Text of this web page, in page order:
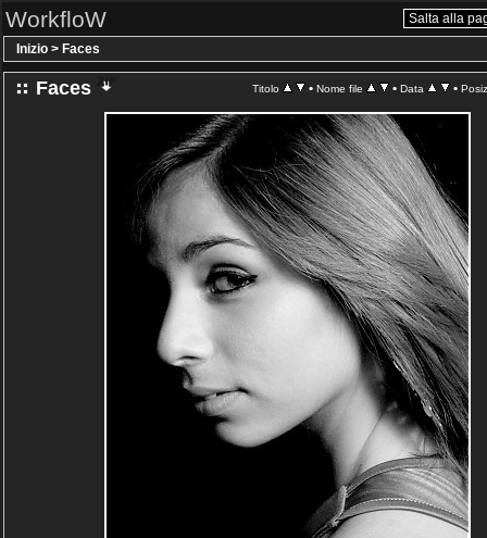
WorkfloW
Inizio > Faces
Faces Titolo • Nome file • Data •